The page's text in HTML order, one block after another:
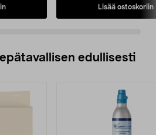
Lisää ostoskoriin
edullisesti